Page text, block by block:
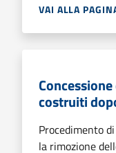
VAI ALLA
costruiti
Procedimento
la rimozione